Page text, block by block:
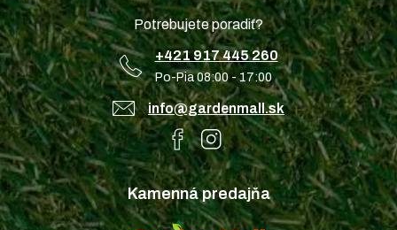
Potrebujete poradiť?
+421 917 445 260
Po-Pia 08:00 - 17:00
info@gardenmall.sk
Kamenná predajňa